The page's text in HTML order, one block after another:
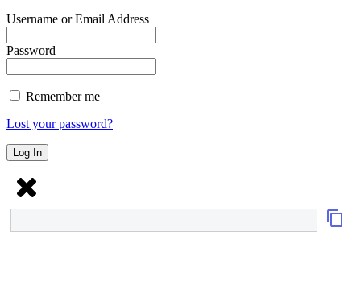
Username or Email Address
Password
Remember me
Lost your password?